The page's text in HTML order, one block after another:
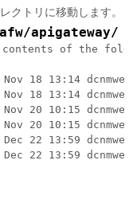
クトリに移動します。
apigateway/
of the
18 13:14
18 13:14
20 10:15
20 10:15
22 13:59
22 13:59